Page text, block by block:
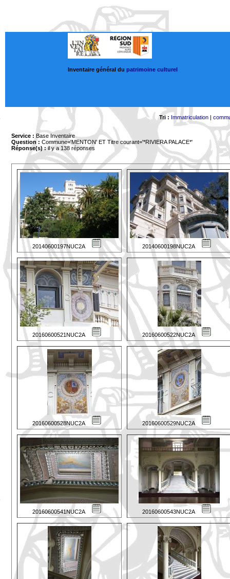
Inventaire général du patrimoine culturel
Tri : Immatriculation|
Service : Base Inventaire
Question : Commune='MENTON' ET Titre courant='*RIVIERA PALACE*'
Réponse(s) :il y a 138 réponses
20140600197NUC2A 20140600198NUC2A
20160600521NUC2A 20160600522NUC2A
20160600528NUC2A 20160600529NUC2A
20160600541NUC2A 20160600543NUC2A